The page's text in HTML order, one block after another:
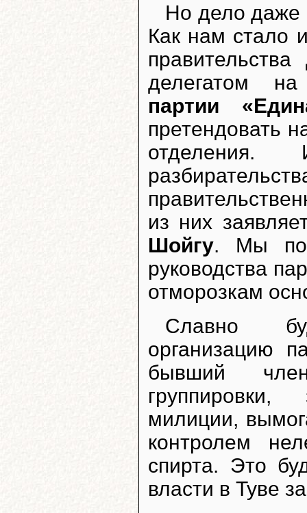
Но дело даже
Как нам стало
правительства
делегатом на
партии
претендовать
из них
Шойгу. Мы
руководства
отморозкам
Славно
организацию
бывший член
милиции,
контролем
спирта. Это
власти в Туве